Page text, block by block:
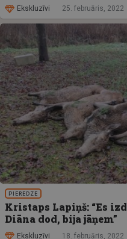
Ekskluzīvi 25. februāris, 2022
PIEREDZE
Kristaps Lapiņš: “Es
Diāna dod, bija jāņem”
Ekskluzīvi 18. februāris, 2022